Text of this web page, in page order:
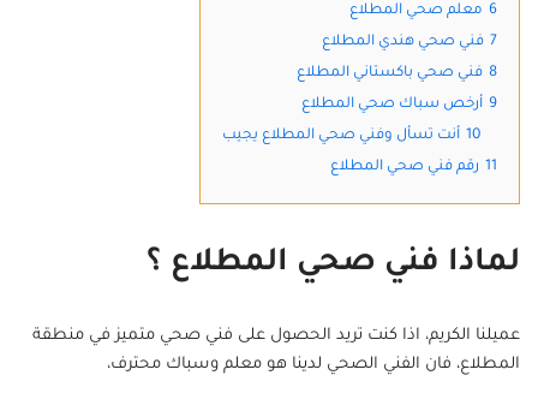
6 معلم صحي المطلاع
7 فني صحي هندي المطلاع
8 فني صحي باكستاني المطلاع
9 أرخص سباك صحي المطلاع
10 أنت تسأل وفني صحي المطلاع يجيب
11 رقم فني صحي المطلاع
لماذا فني صحي المطلاع ؟
عميلنا الكريم، اذا كنت تريد الحصول على فني صحي متميز في منطقة
المطلاع، فان الفني الصحي لدينا هو معلم وسباك محترف،